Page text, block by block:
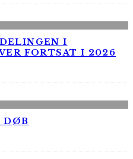
I
FORTSAT I 2026
DØB